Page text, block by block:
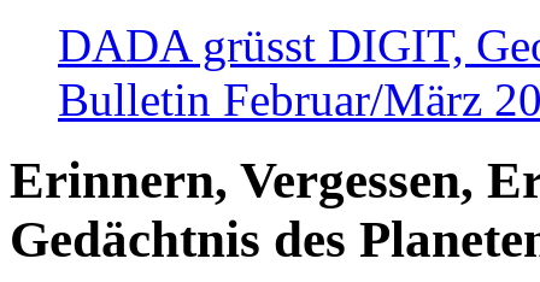
DADA grüsst DIGIT,
Bulletin Februar/März
Erinnern, Vergessen,
Gedächtnis des